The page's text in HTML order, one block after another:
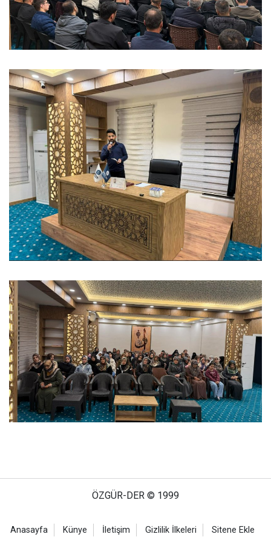
ÖZGÜR-DER © 1999
Anasayfa Künye İletişim Gizlilik İlkeleri Sitene Ekle